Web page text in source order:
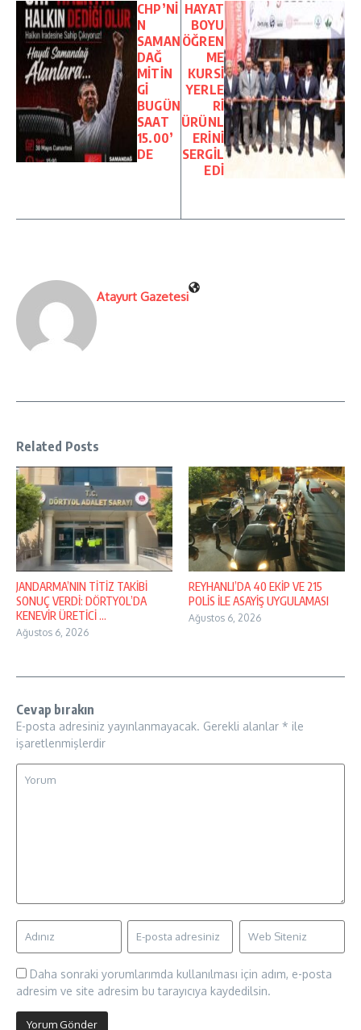
CHP’Nİ
N
SAMAN
DAĞ
MİTİN
Gİ
BUGÜN
SAAT
15.00’
DE
HAYAT
BOYU
ÖĞREN
ME
KURSİ
YERLE
Rİ
ÜRÜNL
ERİNİ
SERGİL
EDİ
Atayurt Gazetesi
Related Posts
JANDARMA’NIN TİTİZ TAKİBİ
SONUÇ VERDİ: DÖRTYOL’DA
KENEVİR ÜRETİCİ ...
Ağustos 6, 2026
REYHANLI’DA 40 EKİP VE 215
POLİS İLE ASAYİŞ UYGULAMASI
Ağustos 6, 2026
Cevap bırakın
E-posta adresiniz yayınlanmayacak. Gerekli alanlar * ile
işaretlenmişlerdir
Daha sonraki yorumlarımda kullanılması için adım, e-posta
adresim ve site adresim bu tarayıcıya kaydedilsin.